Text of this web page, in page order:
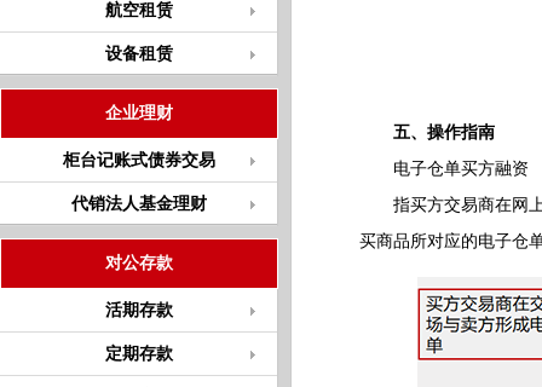
航空租赁
设备租赁
企业理财
柜台记账式债券交易
代销法人基金理财
对公存款
活期存款
定期存款
五、操作指南
电子仓单买方融资
指买方交易商在网上
买商品所对应的电子仓